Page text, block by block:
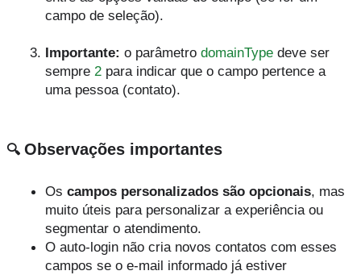
campo de seleção).
Importante: o parâmetro domainType deve ser
sempre 2 para indicar que o campo pertence a
uma pessoa (contato).
🔍 Observações importantes
Os campos personalizados são opcionais, mas
muito úteis para personalizar a experiência ou
segmentar o atendimento.
O auto-login não cria novos contatos com esses
campos se o e-mail informado já estiver